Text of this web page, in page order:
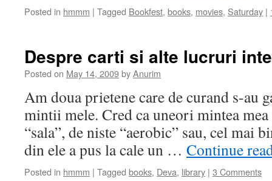
Posted in hmmm | Tagged Bookfest, books, movies, Saturday |
Despre carti si alte lucruri
Posted on May 14, 2009byAnurim
Am doua prietene care de curand s-au
mintii mele. Cred ca uneori mintea mea
“sala”, de niste “aerobic” sau, cel mai
din ele a pus la cale un … Continue
Posted in hmmm | Tagged books, Deva, library | 3 Comments